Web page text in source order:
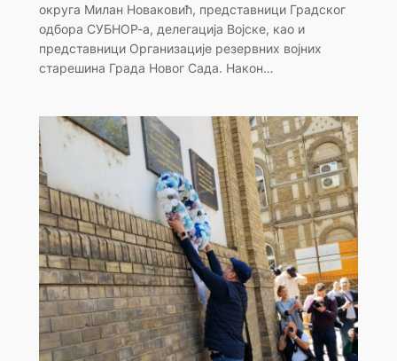
округа Милан Новаковић, представници Градског
одбора СУБНОР-а, делегација Војске, као и
представници Организације резервних војних
старешина Града Новог Сада. Након…